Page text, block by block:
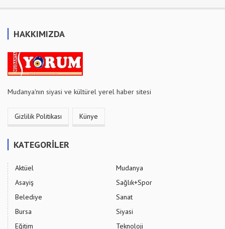
HAKKIMIZDA
Mudanya'nın siyasi ve kültürel yerel haber sitesi
Gizlilik Politikası Künye
KATEGORİLER
Aktüel
Asayiş
Belediye
Bursa
Eğitim
Mudanya
Sağlık+Spor
Sanat
Siyasi
Teknoloji